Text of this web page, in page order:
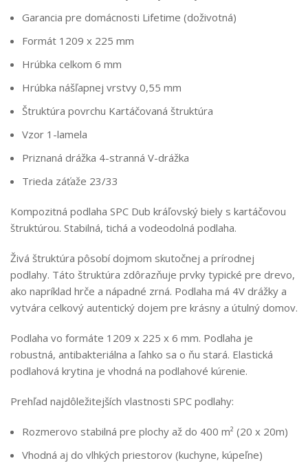
Garancia pre domácnosti Lifetime (doživotná)
Formát 1209 x 225 mm
Hrúbka celkom 6 mm
Hrúbka nášľapnej vrstvy 0,55 mm
Štruktúra povrchu Kartáčovaná štruktúra
Vzor 1-lamela
Priznaná drážka 4-stranná V-drážka
Trieda záťaže 23/33
Kompozitná podlaha SPC Dub kráľovský biely s kartáčovou
štruktúrou. Stabilná, tichá a vodeodolná podlaha.
Živá štruktúra pôsobí dojmom skutočnej a prírodnej
podlahy. Táto štruktúra zdôrazňuje prvky typické pre drevo,
ako napríklad hrče a nápadné zrná. Podlaha má 4V drážky a
vytvára celkový autentický dojem pre krásny a útulný domov.
Podlaha vo formáte 1209 x 225 x 6 mm. Podlaha je
robustná, antibakteriálna a ľahko sa o ňu stará. Elastická
podlahová krytina je vhodná na podlahové kúrenie.
Prehľad najdôležitejších vlastnosti SPC podlahy:
Rozmerovo stabilná pre plochy až do 400 m² (20 x 20m)
Vhodná aj do vlhkých priestorov (kuchyne, kúpeľne)